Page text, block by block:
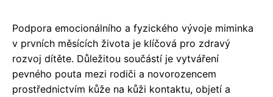
Podpora emocionálního a fyzického vývoje miminka
v prvních měsících života je klíčová pro zdravý
rozvoj dítěte. Důležitou součástí je vytváření
pevného pouta mezi rodiči a novorozencem
prostřednictvím kůže na kůži kontaktu, objetí a